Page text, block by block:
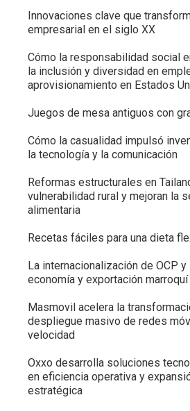
Innovaciones clave que
empresarial en el siglo XX
Cómo la responsabilidad social
la inclusión y diversidad en
aprovisionamiento en Estados
Juegos de mesa antiguos con
Cómo la casualidad impulsó
la tecnología y la comunicación
Reformas estructurales en
vulnerabilidad rural y mejoran la
alimentaria
Recetas fáciles para una dieta
La internacionalización de OCP
economía y exportación marroquí
Masmovil acelera la
despliegue masivo de redes
velocidad
Oxxo desarrolla soluciones
en eficiencia operativa y
estratégica